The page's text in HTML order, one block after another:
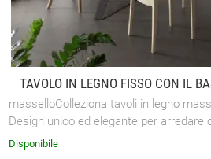
TAVOLO IN LEGNO FISSO CON IL
masselloColleziona tavoli in legno
Design unico ed elegante per arredare
Disponibile